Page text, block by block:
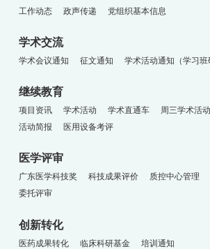
工作动态 政声传递 党组织基本信息
学术交流
学术会议通知 征文通知 学术活动通知（学习班
继续教育
项目资讯 学术活动 学术直通车 周三学术活动
活动简报
医用设备考评
医学评审
广东医学科技奖 科技成果评价 质控中心管理
委托评审
创新转化
医药成果转化 临床科研基金 培训通知